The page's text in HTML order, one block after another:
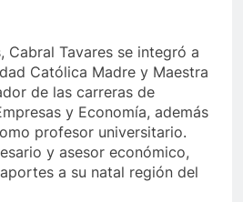
Cabral Tavares se integró a
Católica Madre y Maestra
de las carreras de
y Economía, además
profesor universitario.
y asesor económico,
a su natal región del